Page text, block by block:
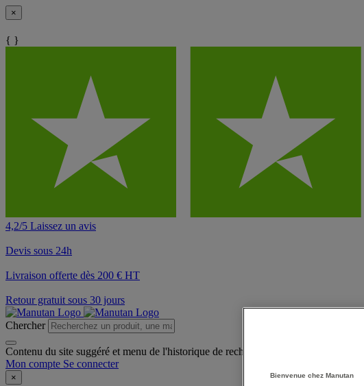
×
{ }
4,2/5 Laissez un avis
Devis sous 24h
Livraison offerte dès 200 € HT
Retour gratuit sous 30 jours
Chercher
Contenu du site suggéré et menu de l'historique de recherche
Mon compte Se connecter
× Bienvenue chez Manutan